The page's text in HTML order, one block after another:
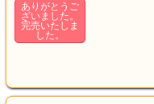
ありがとうご
ざいました。
完売いたしま
した。